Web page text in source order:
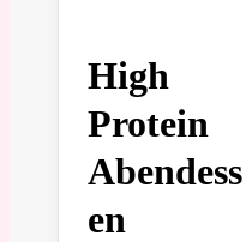
High
Protein
Abendess
en